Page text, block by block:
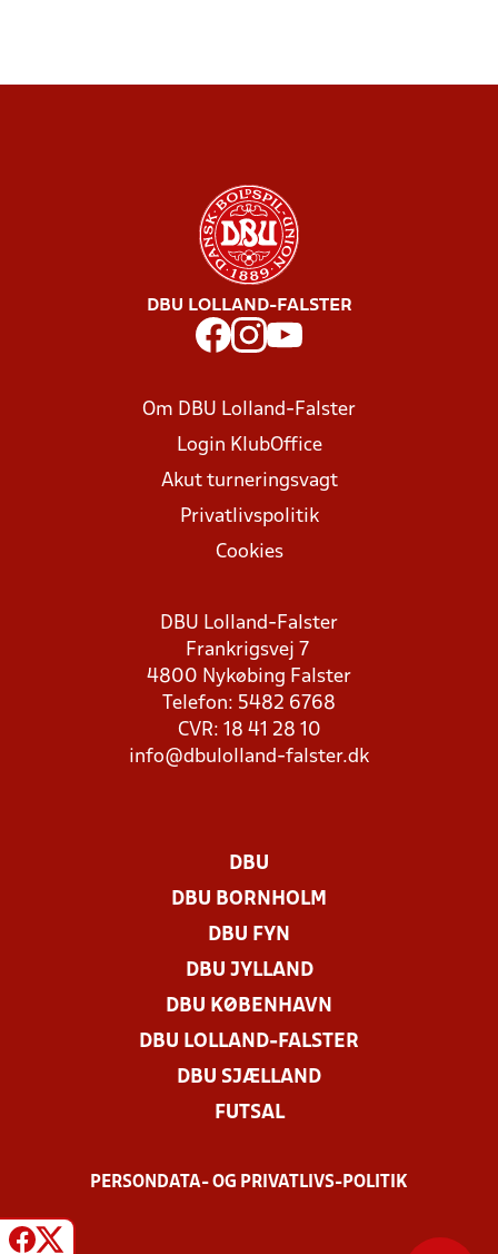
DBU LOLLAND-FALSTER
Om DBU Lolland-Falster
Login KlubOffice
Akut turneringsvagt
Privatlivspolitik
Cookies
DBU Lolland-Falster
Frankrigsvej 7
4800 Nykøbing Falster
Telefon: 5482 6768
CVR: 18 41 28 10
info@dbulolland-falster.dk
DBU
DBU BORNHOLM
DBU FYN
DBU JYLLAND
DBU KØBENHAVN
DBU LOLLAND-FALSTER
DBU SJÆLLAND
FUTSAL
PERSONDATA- OG PRIVATLIVS-POLITIK